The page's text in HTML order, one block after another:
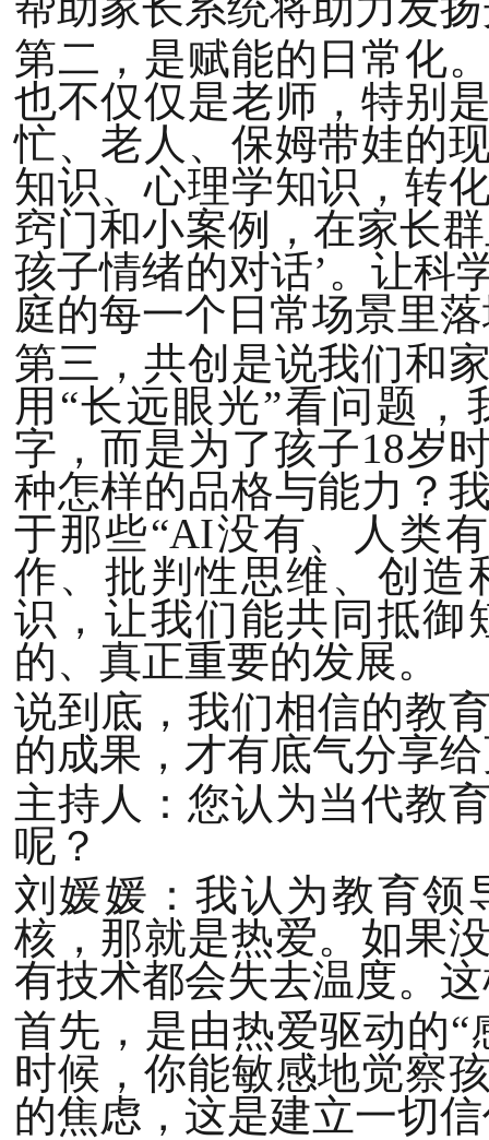
第二，是赋能的日常化
也不仅仅是老师，特别
忙、老人、保姆带娃的
知识、心理学知识，转
窍门和小案例，在家长
孩子情绪的对话’。让科
庭的每一个日常场景里
第三，共创是说我们和
用“长远眼光”看问题
字，而是为了孩子18岁
种怎样的品格与能力？
于那些“AI没有、人类
作、批判性思维、创造
识，让我们能共同抵御
的、真正重要的发展。
说到底，我们相信的教
的成果，才有底气分享
主持人：您认为当代教
呢？
刘媛媛：我认为教育领
核，那就是热爱。如果
有技术都会失去温度。
首先，是由热爱驱动的
时候，你能敏感地觉察
的焦虑，这是建立一切